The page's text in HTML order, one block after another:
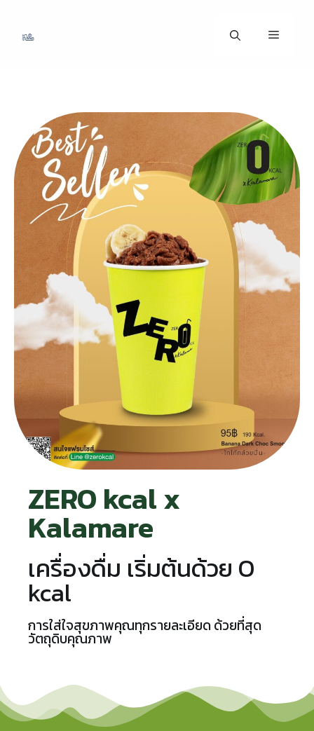
ZERO kcal x
Kalamare
เครื่องดื่ม เริ่มต้นด้วย O
kcal
การใส่ใจสุขภาพคุณทุกรายละเอียด ด้วยที่สุด
วัตถุดิบคุณภาพ